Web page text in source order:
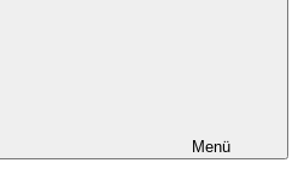
Menü